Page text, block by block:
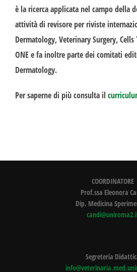
è la ricerca applicata nel campo della
attività di revisore per riviste
Dermatology, Veterinary Surgery, Cells
ONE e fa inoltre parte dei comitati
Dermatology.
Per saperne di più consulta il
COORDINATORE
Prof.ssa Eleonora
Dip. Medicina
Segreteria